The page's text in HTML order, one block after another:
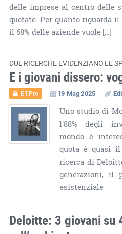
delle imprese al centro delle
quotate. Per quanto riguarda
il 68% delle aziende vuole […]
DUE RICERCHE EVIDENZIANO LE
E i giovani dissero:
ET.Pro 19 Mag 2025
Uno studio di
l'88% degli
mondo è
quota è quasi
ricerca di
generazioni, il
esistenziale
Deloitte: 3 giovani su